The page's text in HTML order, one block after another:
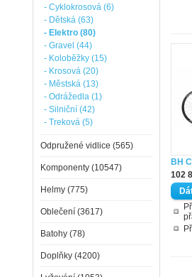
BH
102
- Cyklokrosová (6)
- Dětská (63)
- Elektro (80)
- Gravel (44)
- Koloběžky (15)
- Krosová (20)
- Městská (13)
- Odrážedla (1)
- Silniční (42)
- Treková (5)
Odpružené vidlice (565)
Komponenty (10547)
Helmy (775)
Oblečení (3617)
Batohy (78)
Doplňky (4200)